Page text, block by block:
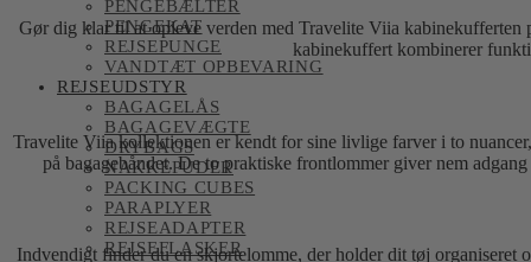
PENGEBÆLTER
PENGEKAT
REJSEPUNGE
VANDTÆT OPBEVARING
REJSEUDSTYR
BAGAGELÅS
BAGAGEVÆGTE
DRYBAGS
NAKKEPUDER
PACKING CUBES
PARAPLYER
REJSEADAPTER
REJSEFLASKER
Gør dig klar til at opleve verden med Travelite Viia kabinekufferten
kabinekuffert kombinerer
Travelite Viia kollektionen er kendt for sine livlige farver i to
på bagagebåndet. De to praktiske frontlommer giver nem
Indvendigt finder du en skjortelomme, der holder dit tøj organiseret